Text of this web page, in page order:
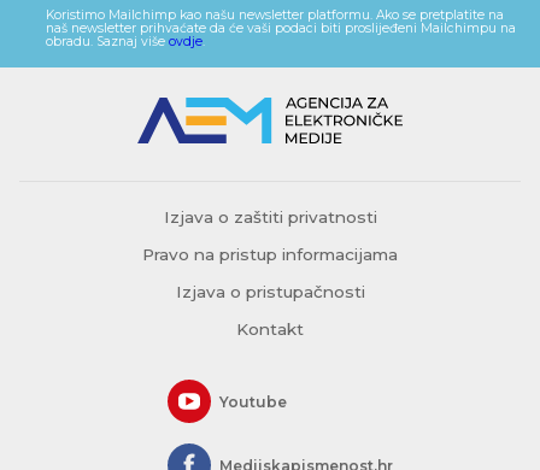
Koristimo Mailchimp kao našu newsletter platformu. Ako se pretplatite na
naš newsletter prihvaćate da će vaši podaci biti proslijeđeni Mailchimpu na
obradu. Saznaj više ovdje
Izjava o zaštiti privatnosti
Pravo na pristup informacijama
Izjava o pristupačnosti
Kontakt
Youtube
Medijskapismenost.hr